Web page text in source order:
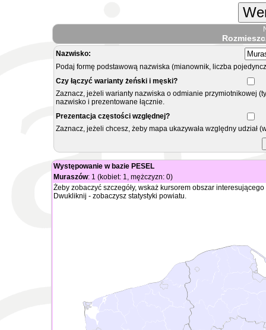
Nazwisko:
Podaj formę podstawową nazwiska (mianownik, liczba
Czy łączyć warianty żeński i męski?
Zaznacz, jeżeli warianty nazwiska o odmianie przymiotnikowej
nazwisko i prezentowane łącznie.
Prezentacja częstości względnej?
Zaznacz, jeżeli chcesz, żeby mapa ukazywała względny
Występowanie w bazie PESEL
Muraszów: 1 (kobiet: 1, mężczyzn: 0)
Żeby zobaczyć szczegóły, wskaż kursorem obszar
Dwukliknij - zobaczysz statystyki powiatu.